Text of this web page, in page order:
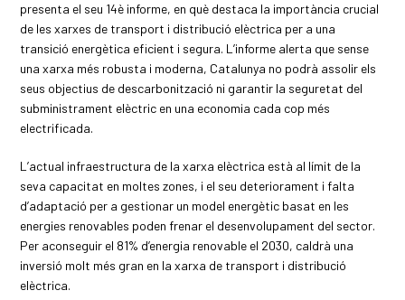
presenta el seu 14è informe, en què destaca la importància crucial
de les xarxes de transport i distribució elèctrica per a una
transició energètica eficient i segura. L’informe alerta que sense
una xarxa més robusta i moderna, Catalunya no podrà assolir els
seus objectius de descarbonització ni garantir la seguretat del
subministrament elèctric en una economia cada cop més
electrificada.
L’actual infraestructura de la xarxa elèctrica està al límit de la
seva capacitat en moltes zones, i el seu deteriorament i falta
d’adaptació per a gestionar un model energètic basat en les
energies renovables poden frenar el desenvolupament del sector.
Per aconseguir el 81% d’energia renovable el 2030, caldrà una
inversió molt més gran en la xarxa de transport i distribució
elèctrica.